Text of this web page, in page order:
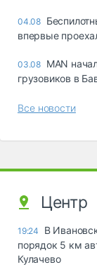
04.08
впервые
03.08 MAN
грузовиков в
Все новости
Центр
19:24
В
порядок 5 км
Кулачево